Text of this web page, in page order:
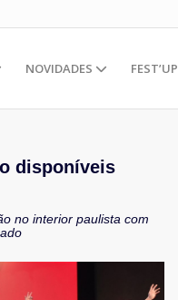
NOVIDADES FEST’UP
disponíveis
no interior paulista com